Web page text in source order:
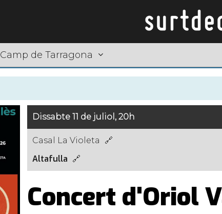
Camp de Tarragona
Dissabte 11 de juliol, 20h
Casal La Violeta
Altafulla
Concert d'Oriol